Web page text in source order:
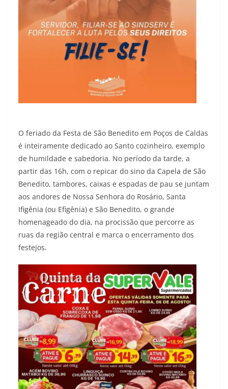
O feriado da Festa de São Benedito em Poços de Caldas
é inteiramente dedicado ao Santo cozinheiro, exemplo
de humildade e sabedoria. No período da tarde, a
partir das 16h, com o repicar do sino da Capela de São
Benedito, tambores, caixas e espadas de pau se juntam
aos andores de Nossa Senhora do Rosário, Santa
Ifigênia (ou Efigênia) e São Benedito, o grande
homenageado do dia, na procissão que percorre as
ruas da região central e marca o encerramento dos
festejos.